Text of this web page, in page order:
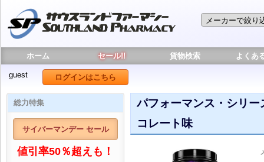
ホーム セール!! 貨物検索 よくあ
guest ログインはこちら
総力特集
サイバーマンデー セール
値引率50％超えも！
パフォーマンス・シリ
コレート味